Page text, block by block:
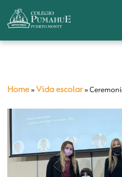
Home » Vida escolar»